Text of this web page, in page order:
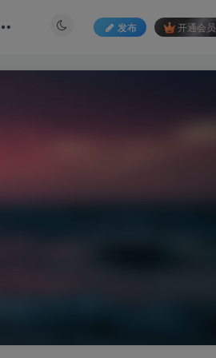
发布 开通会员